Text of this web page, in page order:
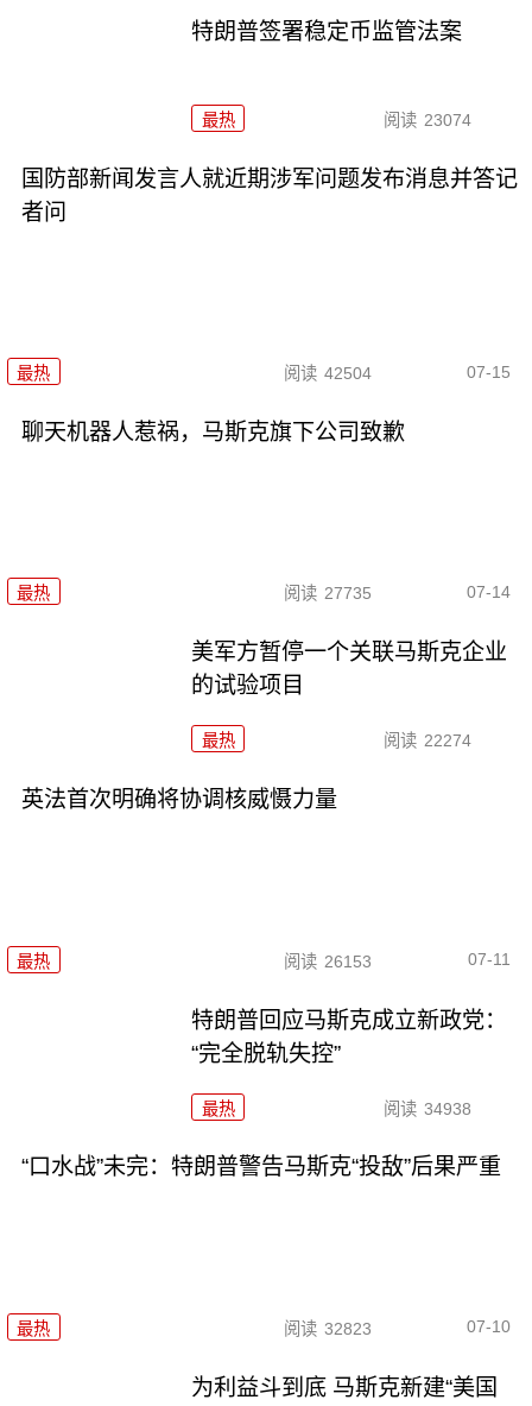
特朗普签署稳定币监管法案
最热 阅读 23074
国防部新闻发言人就近期涉军问题发布消息并答记
者问
最热 阅读 42504 07-15
聊天机器人惹祸，马斯克旗下公司致歉
最热 阅读 27735 07-14
美军方暂停一个关联马斯克企业
的试验项目
最热 阅读 22274
英法首次明确将协调核威慑力量
最热 阅读 26153 07-11
特朗普回应马斯克成立新政党：
“完全脱轨失控”
最热 阅读 34938
“口水战”未完：特朗普警告马斯克“投敌”后果严重
最热 阅读 32823 07-10
为利益斗到底 马斯克新建“美国